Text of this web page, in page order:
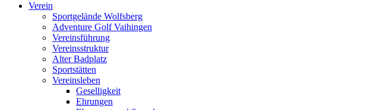
Verein
Sportgelände Wolfsberg
Adventure Golf Vaihingen
Vereinsführung
Vereinsstruktur
Alter Badplatz
Sportstätten
Vereinsleben
Geselligkeit
Ehrungen